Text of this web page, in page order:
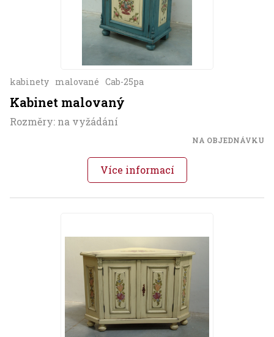
kabinety malované Cab-25pa
Kabinet malovaný
Rozměry: na vyžádání
NA OBJEDNÁVKU
Více informací